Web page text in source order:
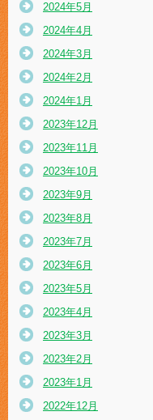
2024年5月
2024年4月
2024年3月
2024年2月
2024年1月
2023年12月
2023年11月
2023年10月
2023年9月
2023年8月
2023年7月
2023年6月
2023年5月
2023年4月
2023年3月
2023年2月
2023年1月
2022年12月